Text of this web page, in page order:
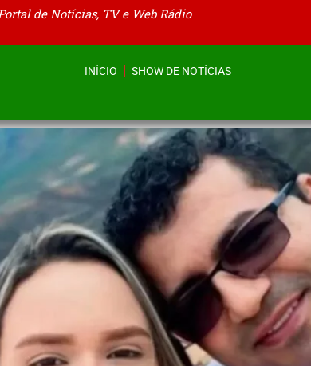
de Notícias, TV e Web Rádio
INÍCIO SHOW DE NOTÍCIAS